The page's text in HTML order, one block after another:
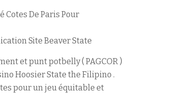
Cotes De Paris Pour
Site Beaver State
et punt potbelly ( PAGCOR )
Hoosier State the Filipino .
pour un jeu équitable et